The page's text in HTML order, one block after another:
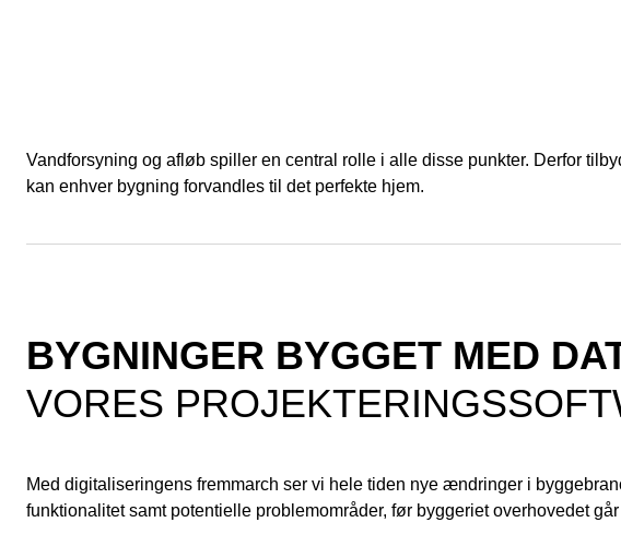
Vandforsyning og afløb spiller en central rolle i alle disse punkter. Derfor
kan enhver bygning forvandles til det perfekte hjem.
BYGNINGER BYGGET MED
VORES
Med digitaliseringens fremmarch ser vi hele tiden nye ændringer i
funktionalitet samt potentielle problemområder, før byggeriet overhovedet